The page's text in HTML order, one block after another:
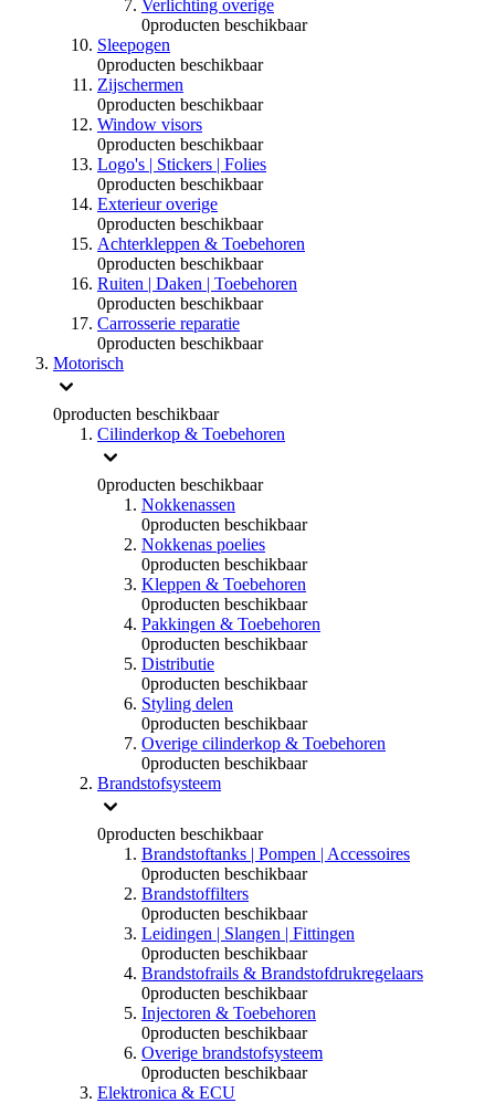
Verlichting overige
0producten beschikbaar
Sleepogen
0producten beschikbaar
Zijschermen
0producten beschikbaar
Window visors
0producten beschikbaar
Logo's | Stickers | Folies
0producten beschikbaar
Exterieur overige
0producten beschikbaar
Achterkleppen & Toebehoren
0producten beschikbaar
Ruiten | Daken | Toebehoren
0producten beschikbaar
Carrosserie reparatie
0producten beschikbaar
Motorisch
0producten beschikbaar
Cilinderkop & Toebehoren
0producten beschikbaar
Nokkenassen
0producten beschikbaar
Nokkenas poelies
0producten beschikbaar
Kleppen & Toebehoren
0producten beschikbaar
Pakkingen & Toebehoren
0producten beschikbaar
Distributie
0producten beschikbaar
Styling delen
0producten beschikbaar
Overige cilinderkop & Toebehoren
0producten beschikbaar
Brandstofsysteem
0producten beschikbaar
Brandstoftanks | Pompen | Accessoires
0producten beschikbaar
Brandstoffilters
0producten beschikbaar
Leidingen | Slangen | Fittingen
0producten beschikbaar
Brandstofrails & Brandstofdrukregelaars
0producten beschikbaar
Injectoren & Toebehoren
0producten beschikbaar
Overige brandstofsysteem
0producten beschikbaar
Elektronica & ECU